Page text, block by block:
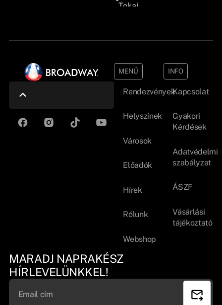
Tokaj
MENÜ
Rendezvények
Helyszínek
Városok
Előadók
Hírek
Rólunk
Webshop
INFO
Kapcsolat
Gyakori
Kérdések
Adatvédelmi
szabályzat
ÁSZF
Vásárlási
tájékoztató
MARADJ NAPRAKÉSZ
HÍRLEVELÜNKKEL!